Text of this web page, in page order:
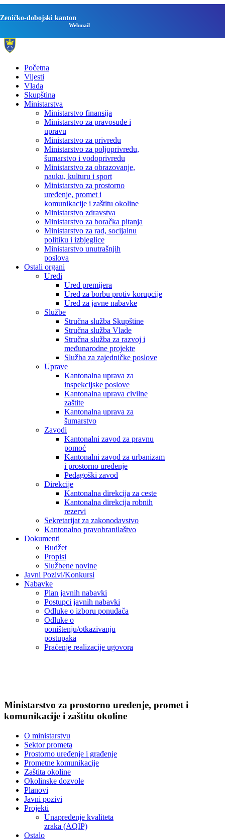
Zeničko-dobojski kanton
Webmail
Početna
Vijesti
Vlada
Skupština
Ministarstva
Ministarstvo finansija
Ministarstvo za pravosuđe i
upravu
Ministarstvo za privredu
Ministarstvo za poljoprivredu,
šumarstvo i vodoprivredu
Ministarstvo za obrazovanje,
nauku, kulturu i sport
Ministarstvo za prostorno
uređenje, promet i
komunikacije i zaštitu okoline
Ministarstvo zdravstva
Ministarstvo za boračka pitanja
Ministarstvo za rad, socijalnu
politiku i izbjeglice
Ministarstvo unutrašnjih
poslova
Ostali organi
Uredi
Ured premijera
Ured za borbu protiv korupcije
Ured za javne nabavke
Službe
Stručna služba Skupštine
Stručna služba Vlade
Stručna služba za razvoj i
međunarodne projekte
Služba za zajedničke poslove
Uprave
Kantonalna uprava za
inspekcijske poslove
Kantonalna uprava civilne
zaštite
Kantonalna uprava za
šumarstvo
Zavodi
Kantonalni zavod za pravnu
pomoć
Kantonalni zavod za urbanizam
i prostorno uređenje
Pedagoški zavod
Direkcije
Kantonalna direkcija za ceste
Kantonalna direkcija robnih
rezervi
Sekretarijat za zakonodavstvo
Kantonalno pravobranilaštvo
Dokumenti
Budžet
Propisi
Službene novine
Javni Pozivi/Konkursi
Nabavke
Plan javnih nabavki
Postupci javnih nabavki
Odluke o izboru ponuđača
Odluke o
poništenju/otkazivanju
postupaka
Praćenje realizacije ugovora
Ministarstvo za prostorno uređenje, promet i
komunikacije i zaštitu okoline
O ministarstvu
Sektor prometa
Prostorno uređenje i građenje
Prometne komunikacije
Zaštita okoline
Okolinske dozvole
Planovi
Javni pozivi
Projekti
Unapređenje kvaliteta
zraka (AQIP)
Ostalo